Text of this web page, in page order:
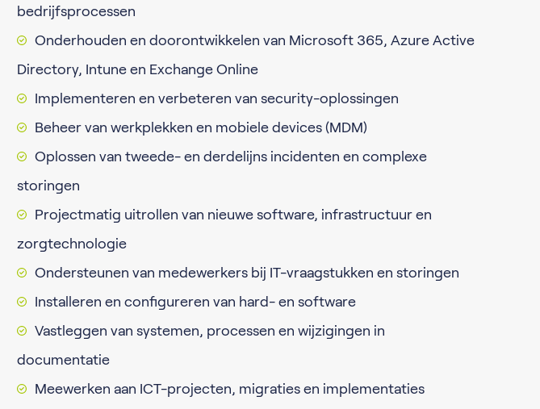
bedrijfsprocessen
Onderhouden en doorontwikkelen van Microsoft 365, Azure Active
Directory, Intune en Exchange Online
Implementeren en verbeteren van security-oplossingen
Beheer van werkplekken en mobiele devices (MDM)
Oplossen van tweede- en derdelijns incidenten en complexe
storingen
Projectmatig uitrollen van nieuwe software, infrastructuur en
zorgtechnologie
Ondersteunen van medewerkers bij IT-vraagstukken en storingen
Installeren en configureren van hard- en software
Vastleggen van systemen, processen en wijzigingen in
documentatie
Meewerken aan ICT-projecten, migraties en implementaties